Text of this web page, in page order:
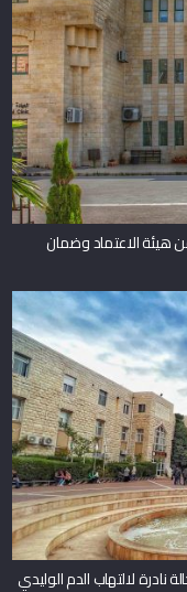
لالتهاب الدم الوليدي
الأراضي حول دور نظم
الأراضي